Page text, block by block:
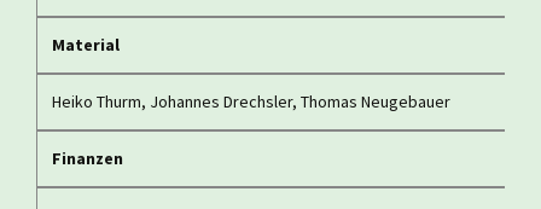
Material
Heiko Thurm, Johannes Drechsler, Thomas Neugebauer
Finanzen